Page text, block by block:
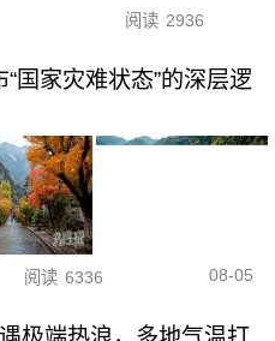
阅读 2936
国家灾难状态”的深层逻
阅读 6336 08-05